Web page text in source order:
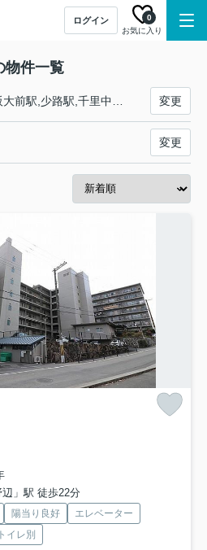
ログイン
お気に入り
0
物件一覧
変更
変更
」駅 徒歩22分
陽当り良好
エレベーター
イレ別